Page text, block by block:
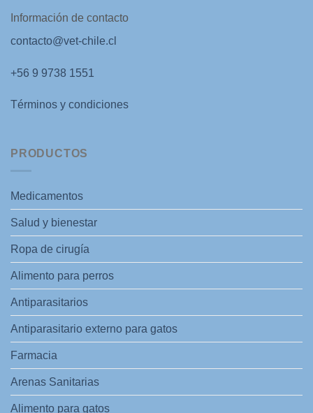
Información de contacto
contacto@vet-chile.cl
+56 9 9738 1551
Términos y condiciones
PRODUCTOS
Medicamentos
Salud y bienestar
Ropa de cirugía
Alimento para perros
Antiparasitarios
Antiparasitario externo para gatos
Farmacia
Arenas Sanitarias
Alimento para gatos